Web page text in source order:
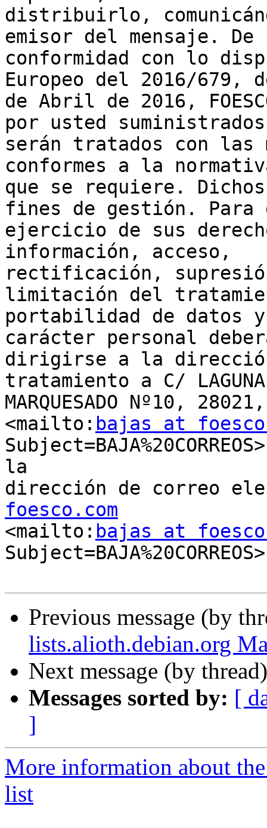
distribuirlo,
emisor del mensaje. De
conformidad con lo
Europeo del 2016/679,
de Abril de 2016,
por usted suministrados
serán tratados con las
conformes a la
que se requiere.
fines de gestión. Para
ejercicio de sus
información, acceso,
rectificación,
limitación del
portabilidad de datos
carácter personal
dirigirse a la
tratamiento a C/ LAGUNA
MARQUESADO Nº10,
<mailto: bajas at
la
dirección de correo
foesco.com
<mailto: bajas at
Subject=BAJA%20CORREOS>
Previous message (by
lists.alioth.debian.org
Next message (by
Messages sorted by: [
]
More information about
list